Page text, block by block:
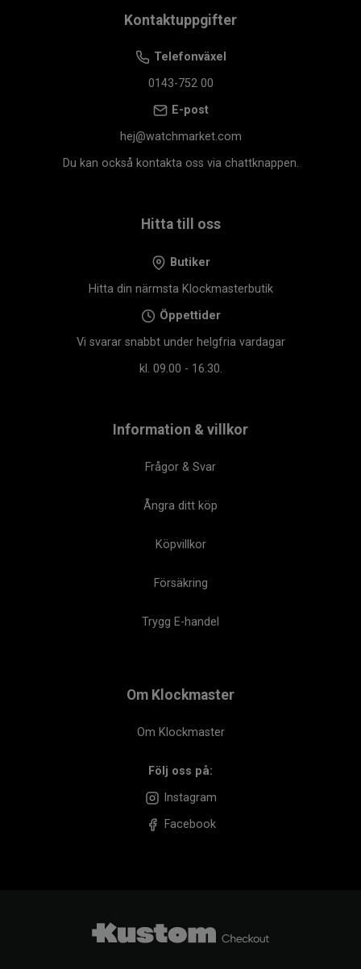
Kontaktuppgifter
Telefonväxel
0143-752 00
E-post
hej@watchmarket.com
Du kan också kontakta oss via chattknappen.
Hitta till oss
Butiker
Hitta din närmsta Klockmasterbutik
Öppettider
Vi svarar snabbt under helgfria vardagar
kl. 09.00 - 16.30.
Information & villkor
Frågor & Svar
Ångra ditt köp
Köpvillkor
Försäkring
Trygg E-handel
Om Klockmaster
Om Klockmaster
Följ oss på:
Instagram
Facebook